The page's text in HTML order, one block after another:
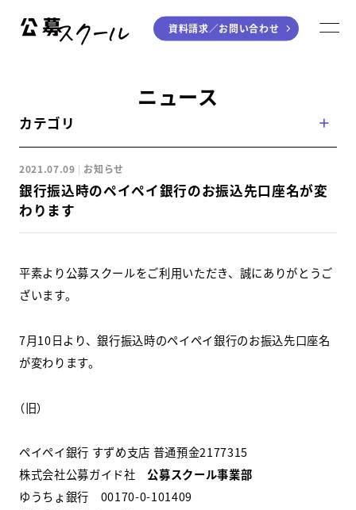
ジャンルから探す
小説
エッセイ
童話
ライティング
音楽（作詞・作曲）
アート・絵本
デジタル講座
個別指南講座
スクールマガジン
受講の流れ
資料請求／お問い合わせ
ニュース
カテゴリ
2021.07.09 お知らせ
銀行振込時のペイペイ銀行のお振込先口座名が変
わります
平素より公募スクールをご利用いただき、誠にありがとうご
ざいます。
7月10日より、銀行振込時のペイペイ銀行のお振込先口座名
が変わります。
（旧）
ペイペイ銀行 すずめ支店 普通預金2177315
株式会社公募ガイド社 公募スクール事業部
ゆうちょ銀行 00170-0-101409